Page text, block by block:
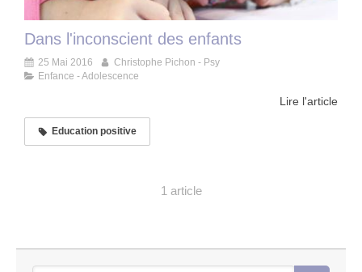
Dans l'inconscient des enfants
25 Mai 2016
Christophe Pichon - Psy
Enfance - Adolescence
Lire l'article
Education positive
1 article